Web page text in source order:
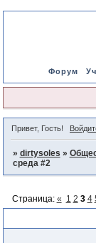
Форум
Привет, Гость!
» dirtysoles »
среда #2
Страница: « 1 2 3 4